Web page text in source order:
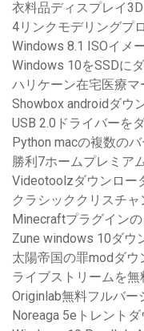
衣料品ディスプレイ
4リンクモデリングプ
Windows 8.1 ISOイメ
Windows 10をSSDに
ハリケーン在宅医療
Showbox androidダウ
USB 2.0ドライバーを
Python macの複数の
勝利7ホームプレミア
Videotoolzダウン​​ロー
クラシッククリスチ
Minecraftプラグイン
Zune windows 10ダウ
太陽帝国の罪modダウ
ライブストリームを
Originlab無料フルバー
Noreaga 5eトレント